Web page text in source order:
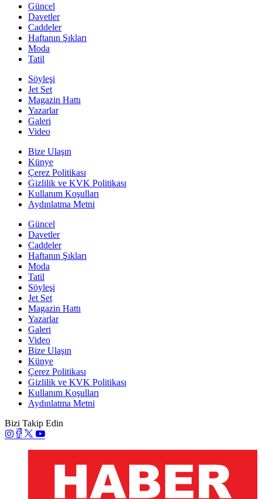
Güncel
Davetler
Caddeler
Haftanın Şıkları
Moda
Tatil
Söyleşi
Jet Set
Magazin Hattı
Yazarlar
Galeri
Video
Bize Ulaşın
Künye
Çerez Politikası
Gizlilik ve KVK Politikası
Kullanım Koşulları
Aydınlatma Metni
Güncel
Davetler
Caddeler
Haftanın Şıkları
Moda
Tatil
Söyleşi
Jet Set
Magazin Hattı
Yazarlar
Galeri
Video
Bize Ulaşın
Künye
Çerez Politikası
Gizlilik ve KVK Politikası
Kullanım Koşulları
Aydınlatma Metni
Bizi Takip Edin